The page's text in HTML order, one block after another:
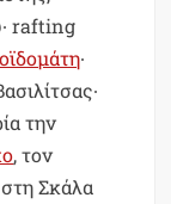
rafting
∙
την
, τον
στη Σκάλα